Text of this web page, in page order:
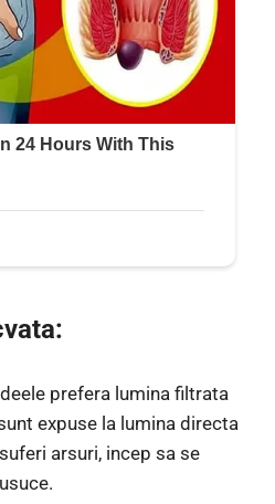
prefera lumina filtrata
expuse la lumina directa
arsuri, incep sa se